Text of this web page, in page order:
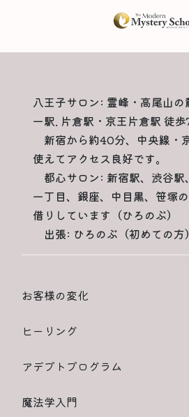
八王子サロン: 霊峰・高尾山の
一駅. 片倉駅・京王片倉駅 徒歩
新宿から約40分、中央線・
使えてアクセス良好です。
都心サロン: 新宿駅、渋谷駅
一丁目、銀座、中目黒、笹塚
借りしています（ひろのぶ）
出張: ひろのぶ（初めての方
お客様の変化
ヒーリング
アデプトプログラム
魔法学入門